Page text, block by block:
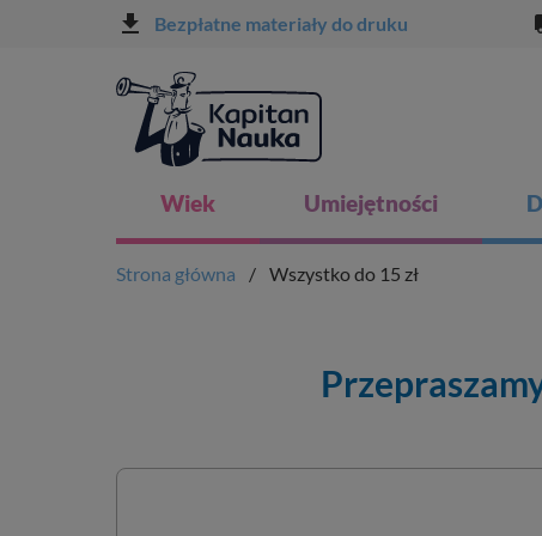
file_download Bezpłatne materiały do druku
Wiek Umiejętności
Strona główna Wszystko do 15 zł